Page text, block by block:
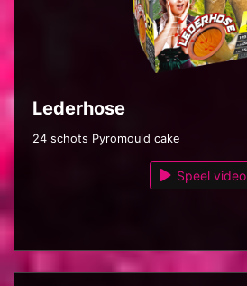
Lederhose
24 schots Pyromould cake
Speel video